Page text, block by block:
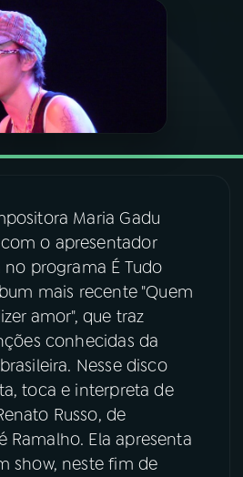
Facebook
Maria Gadu
o apresentador
no programa É Tudo
mais recente "Quem
amor", que traz
conhecidas da
Nesse disco
toca e interpreta de
Russo, de
Ramalho. Ela apresenta
show, neste fim de